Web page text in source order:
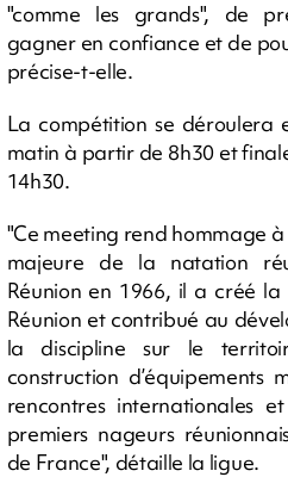
"comme les grands", de
gagner en confiance et de
précise-t-elle.
La compétition se déroulera
matin à partir de 8h30 et
14h30.
"Ce meeting rend hommage
majeure de la natation
Réunion en 1966, il a créé
Réunion et contribué au
la discipline sur le
construction d’équipements
rencontres internationales
premiers nageurs
de France", détaille la ligue.